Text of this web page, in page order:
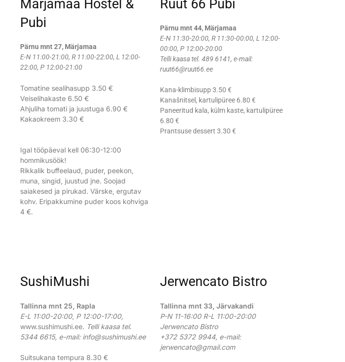
Märjamaa Hostel &
Pubi
Pärnu mnt 27, Märjamaa
E-N 11:00-21:00, R 11:00-22:00, L 12:00-
22:00, P 12:00-21:00
Tomatine sealihasupp 3.50 €
Veiselihakaste 6.50 €
Ahjuliha tomati ja juustuga 6.90 €
Kakaokreem 3.30 €
Igal tööpäeval kell 06:30-12:00
hommikusöök!
Rikkalik buffeelaud, puder, peekon,
muna, singid, juustud jne. Soojad
saiakesed ja pirukad. Värske, ergutav
kohv. Eripakkumine puder koos kohviga
4 €.
Ruut 66 Pubi
Pärnu mnt 44, Märjamaa
E-N 11:30-20:00, R 11:30-00:00, L 12:00-
00:00, P 12:00-20:00
Telli kaasa tel. 489 6141, e-mail:
ruut66@ruut66.ee
Kana-klimbisupp 3.50 €
Kanašnitsel, kartulipüree 6.80 €
Paneeritud kala, külm kaste, kartulipüree
6.80 €
Prantsuse dessert 3.30 €
SushiMushi
Tallinna mnt 25, Rapla
E-L 11:00-20:00, P 12:00-17:00,
www.sushimushi.ee. Telli kaasa tel.
5344 6615, e-mail: info@sushimushi.ee
Suitsukana tempura 8.30 €
Jerwencato Bistro
Tallinna mnt 33, Järvakandi
P-N 11-16:00 R-L 11:00-20:00
Jerwencato Bistro
+372 5372 9944, e-mail:
jerwencato@gmail.com